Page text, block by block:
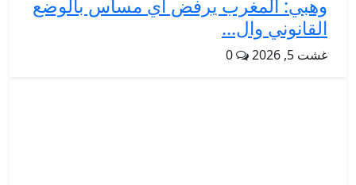
وهبي: المغرب يرفض أي مساس بالوضع
القانوني وال...
غشت 5, 2026 0